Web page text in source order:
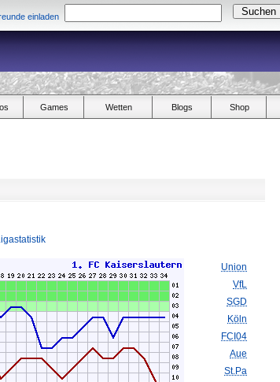
einladen
Games Wetten Blogs Shop
Union
VfL
SGD
Köln
FCI04
Aue
St.Pa